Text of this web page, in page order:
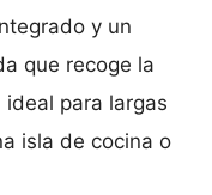
y un
que recoge la
para largas
isla de cocina o